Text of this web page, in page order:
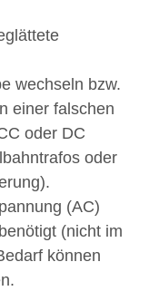
wechseln bzw.
einer falschen
oder DC
oder
(AC)
(nicht im
können